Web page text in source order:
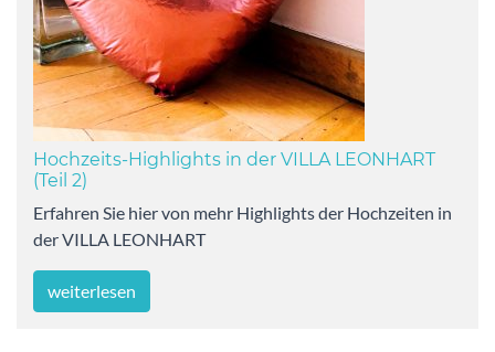
Hochzeits-Highlights in der VILLA LEONHART
(Teil 2)
Erfahren Sie hier von mehr Highlights der Hochzeiten in
der VILLA LEONHART
weiterlesen